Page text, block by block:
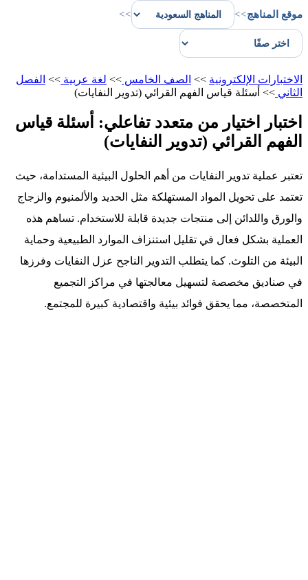
موقع المناهج>>
>>
الاختبارات الإلكترونية >> الصف الخامس >> لغة عربية >> الفصل
الثاني >> أسئلة قياس الفهم القرائي (تدوير النفايات)
اختبار اختيار من متعدد تفاعلي: أسئلة قياس
الفهم القرائي (تدوير النفايات)
تعتبر عملية تدوير النفايات من أهم الحلول البيئية المستدامة، حيث
تعتمد على تحويل المواد المستهلكة مثل الحديد والألمنيوم والزجاج
والورق واللدائن إلى منتجات جديدة قابلة للاستخدام. تساهم هذه
العملية بشكل فعال في تقليل استنزاف الموارد الطبيعية وحماية
البيئة من التلوث. كما يتطلب التدوير الناجح عزل النفايات وفرزها
في صناديق مخصصة لتسهيل معالجتها في مراكز التجميع
المتخصصة، مما يحقق فوائد بيئية واقتصادية كبيرة للمجتمع.